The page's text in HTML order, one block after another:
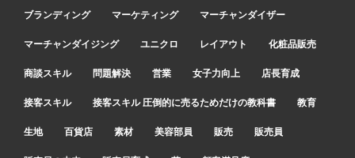
ブランディング マーケティング マーチャンダイザー
マーチャンダイジング ユニクロ レイアウト 化粧品販売
商談スキル 問題解決 営業 女子力向上 店長育成
接客スキル 接客スキル 圧倒的に売るためだけの教科書 教育
生地 百貨店 素材 美容部員 販売 販売員